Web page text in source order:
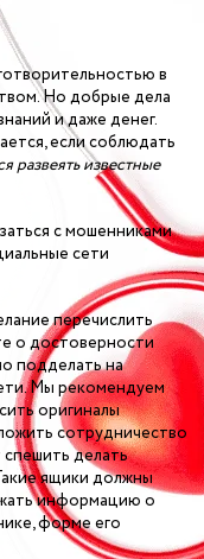
в
Но добрые дела
и даже денег.
если соблюдать
развеять известные
с мошенниками
сети
перечислить
о достоверности
подделать на
Мы рекомендуем
оригиналы
сотрудничество
делать
ящики должны
информацию о
форме его